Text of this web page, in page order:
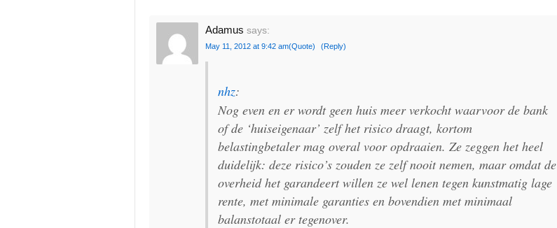
Adamus says:
May 11, 2012 at 9:42 am(Quote) (Reply)
nhz:
Nog even en er wordt geen huis meer verkocht waarvoor de bank
of de ‘huiseigenaar’ zelf het risico draagt, kortom
belastingbetaler mag overal voor opdraaien. Ze zeggen het heel
duidelijk: deze risico’s zouden ze zelf nooit nemen, maar omdat de
overheid het garandeert willen ze wel lenen tegen kunstmatig lage
rente, met minimale garanties en bovendien met minimaal
balanstotaal er tegenover.